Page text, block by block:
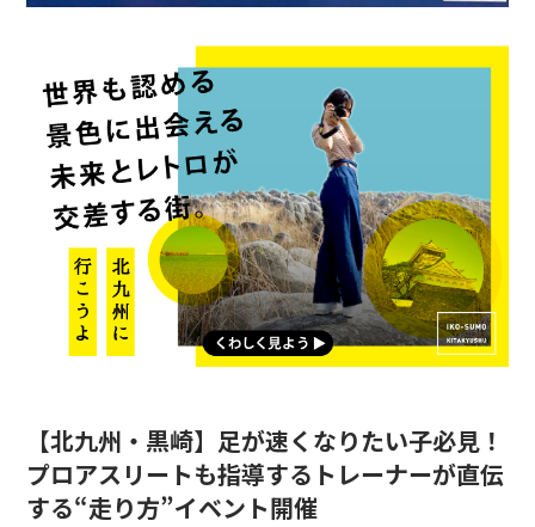
【北九州・黒崎】足が速くなりたい子必見！
プロアスリートも指導するトレーナーが直伝
する“走り方”イベント開催